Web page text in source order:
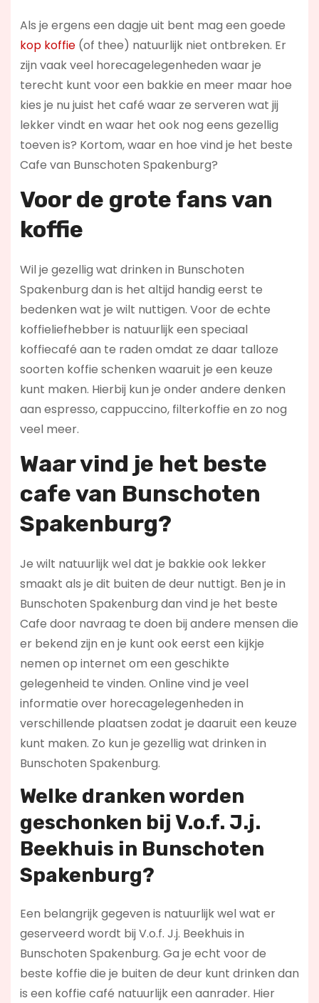
Als je ergens een dagje uit bent mag een goede
kop koffie(of thee) natuurlijk niet ontbreken. Er
zijn vaak veel horecagelegenheden waar je
terecht kunt voor een bakkie en meer maar hoe
kies je nu juist het café waar ze serveren wat jij
lekker vindt en waar het ook nog eens gezellig
toeven is? Kortom, waar en hoe vind je het beste
Cafe van Bunschoten Spakenburg?
Voor de grote fans van
koffie
Wil je gezellig wat drinken in Bunschoten
Spakenburg dan is het altijd handig eerst te
bedenken wat je wilt nuttigen. Voor de echte
koffieliefhebber is natuurlijk een speciaal
koffiecafé aan te raden omdat ze daar talloze
soorten koffie schenken waaruit je een keuze
kunt maken. Hierbij kun je onder andere denken
aan espresso, cappuccino, filterkoffie en zo nog
veel meer.
Waar vind je het beste
cafe van Bunschoten
Spakenburg?
Je wilt natuurlijk wel dat je bakkie ook lekker
smaakt als je dit buiten de deur nuttigt. Ben je in
Bunschoten Spakenburg dan vind je het beste
Cafe door navraag te doen bij andere mensen die
er bekend zijn en je kunt ook eerst een kijkje
nemen op internet om een geschikte
gelegenheid te vinden. Online vind je veel
informatie over horecagelegenheden in
verschillende plaatsen zodat je daaruit een keuze
kunt maken. Zo kun je gezellig wat drinken in
Bunschoten Spakenburg.
Welke dranken worden
geschonken bij V.o.f. J.j.
Beekhuis in Bunschoten
Spakenburg?
Een belangrijk gegeven is natuurlijk wel wat er
geserveerd wordt bij V.o.f. J.j. Beekhuis in
Bunschoten Spakenburg. Ga je echt voor de
beste koffie die je buiten de deur kunt drinken dan
is een koffie café natuurlijk een aanrader. Hier